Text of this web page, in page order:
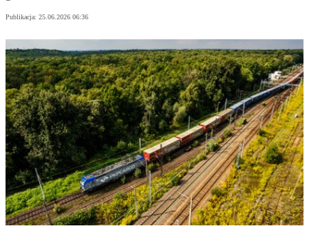
Publikacja: 25.06.2026 06:36